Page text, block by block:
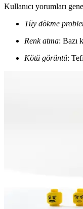
Kullanıcı yorumları
Tüy dökme
Renk atma: Bazı
Kötü görüntü: